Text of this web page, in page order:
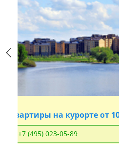
Previous
Квартиры на курорте от
+7 (495) 023-05-89